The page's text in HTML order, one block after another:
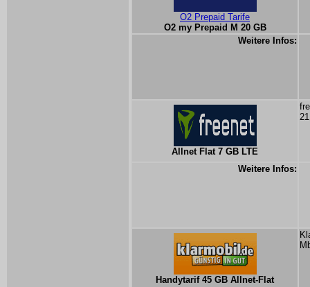
O2 Prepaid Tarife
O2 my Prepaid M 20 GB
Weitere Infos:
Allnet Flat 7 GB LTE
Weitere Infos:
Handytarif 45 GB Allnet-Flat